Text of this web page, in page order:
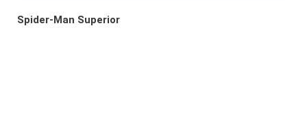
Spider-Man Superior